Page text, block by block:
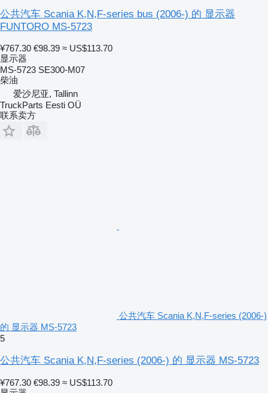
公共汽车 Scania K,N,F-series bus (2006-) 的 显示器
FUNTORO MS-5723
¥767.30 €98.39 ≈ US$113.70
显示器
MS-5723 SE300-M07
柴油
爱沙尼亚, Tallinn
TruckParts Eesti OÜ
联系卖方
公共汽车 Scania K,N,F-series (2006-)
的 显示器 MS-5723
5
公共汽车 Scania K,N,F-series (2006-) 的 显示器 MS-5723
¥767.30 €98.39 ≈ US$113.70